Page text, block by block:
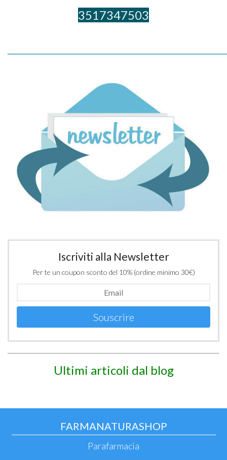
3517347503
Iscriviti alla Newsletter
Per te un coupon sconto del 10% (ordine minimo 30€)
Souscrire
Ultimi articoli dal blog
FARMANATURASHOP
Parafarmacia